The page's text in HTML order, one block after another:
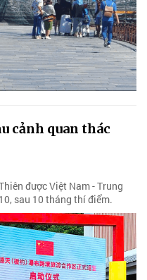
cảnh quan thác
được Việt Nam - Trung
sau 10 tháng thí điểm.